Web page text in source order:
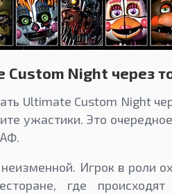
Custom Night через
Ultimate Custom Night
ужастики. Это
неизменной. Игрок в роли
где